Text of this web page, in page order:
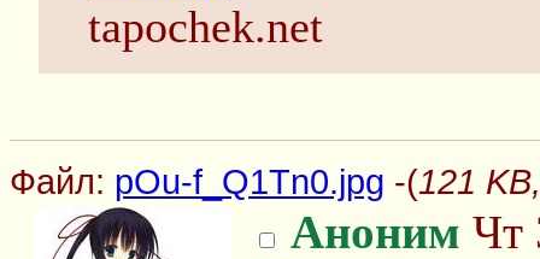
tapochek.net
Файл: pOu-f_Q1Tn0.jpg -(121
Аноним Чт